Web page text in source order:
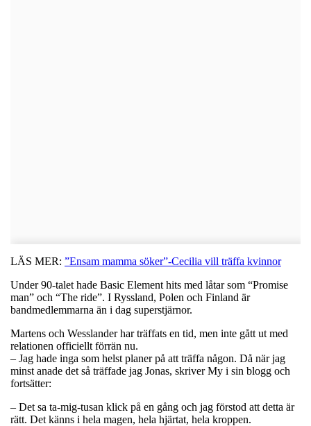
LÄS MER: ”Ensam mamma söker”-Cecilia vill träffa kvinnor
Under 90-talet hade Basic Element hits med låtar som “Promise
man” och “The ride”. I Ryssland, Polen och Finland är
bandmedlemmarna än i dag superstjärnor.
Martens och Wesslander har träffats en tid, men inte gått ut med
relationen officiellt förrän nu.
– Jag hade inga som helst planer på att träffa någon. Då när jag
minst anade det så träffade jag Jonas, skriver My i sin blogg och
fortsätter:
– Det sa ta-mig-tusan klick på en gång och jag förstod att detta är
rätt. Det känns i hela magen, hela hjärtat, hela kroppen.